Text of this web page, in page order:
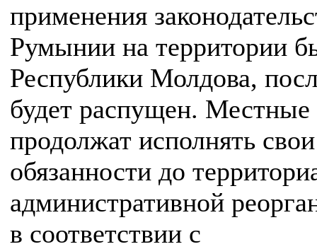
применения
Румынии на территории
Республики Молдова,
будет распущен. Местные
продолжат исполнять свои
обязанности до
административной
в соответствии с